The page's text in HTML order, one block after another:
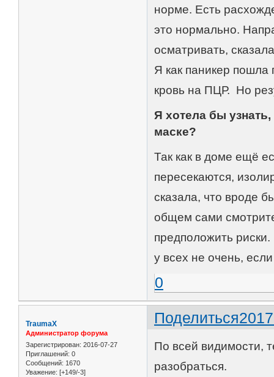
норме. Есть
это нормально.
осматривать,
Я как паникер пошла
кровь на ПЦР. Но
Я хотела бы
маске?
Так как в доме ещё
пересекаются,
сказала, что вроде
общем сами
предположить
у всех не очень,
0
Поделиться
TraumaX
Администратор форума
Зарегистрирован: 2016-07-27
Приглашений: 0
Сообщений: 1670
Уважение: [+149/-3]
По всей видимости,
разобраться.